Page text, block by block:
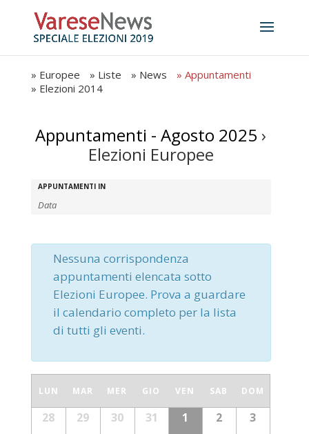
» Europee » Liste » News
» Appuntamenti
» Elezioni 2014
Appuntamenti - Agosto 2025 ›
Elezioni Europee
Appuntamenti
Search
Views
Navigation
Appuntamenti
Search
APPUNTAMENTI IN
Nessuna corrispondenza
appuntamenti elencata sotto
Elezioni Europee. Prova a guardare
il calendario completo per la lista
di tutti gli eventi.
Calendario
di
Appuntamenti
Calendario
LUN MAR MER GIO VEN SAB DOM
28 29 30 31 1 2 3